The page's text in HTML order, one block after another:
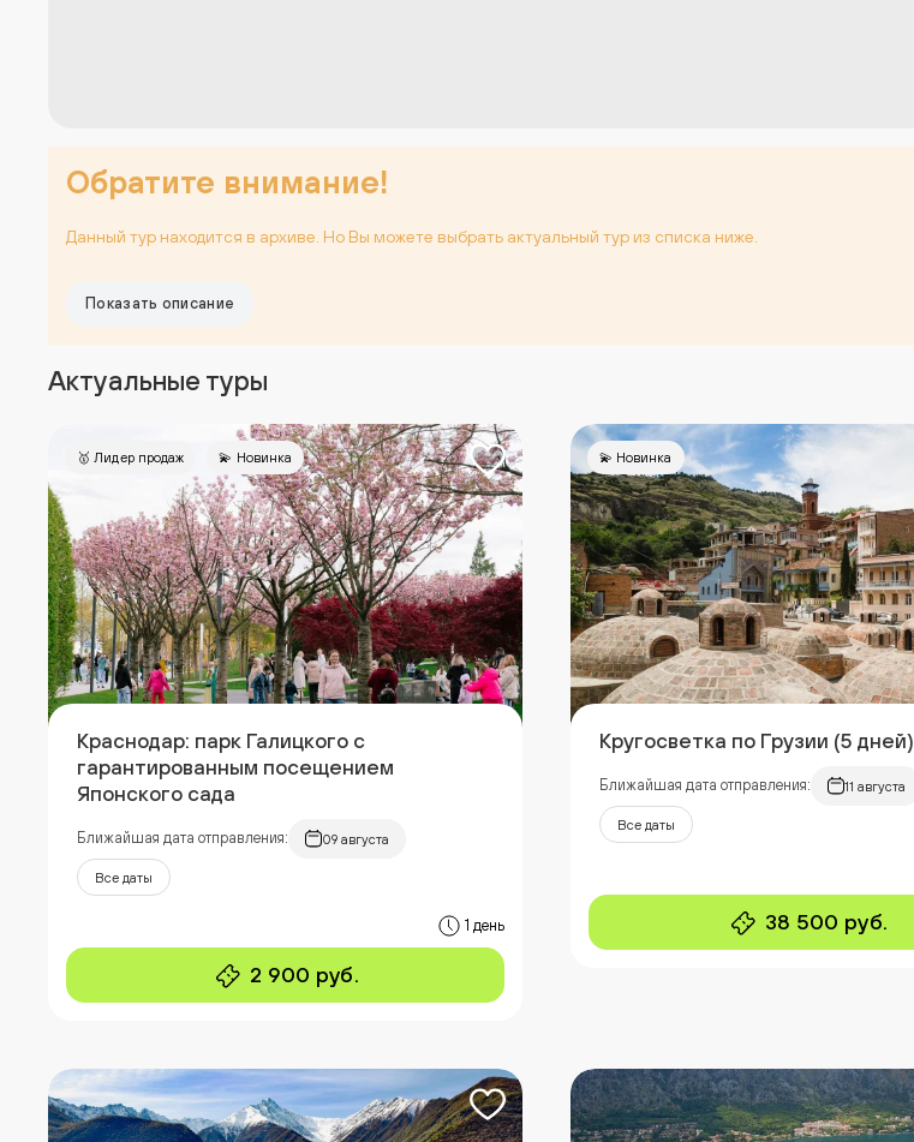
Обратите внимание!
Данный тур находится в архиве. Но Вы можете выбрать актуальный тур из списка ниже.
Показать описание
Актуальные туры
🥇 Лидер продаж 💫 Новинка
Краснодар: парк Галицкого с
гарантированным посещением
Японского сада
Ближайшая дата отправления: 09 августа
Все даты
1 день
2 900 руб.
💫 Новинка
Кругосветка по Грузии (5 дней)
Ближайшая дата отправления: 11 августа
Все даты
38 500 руб.